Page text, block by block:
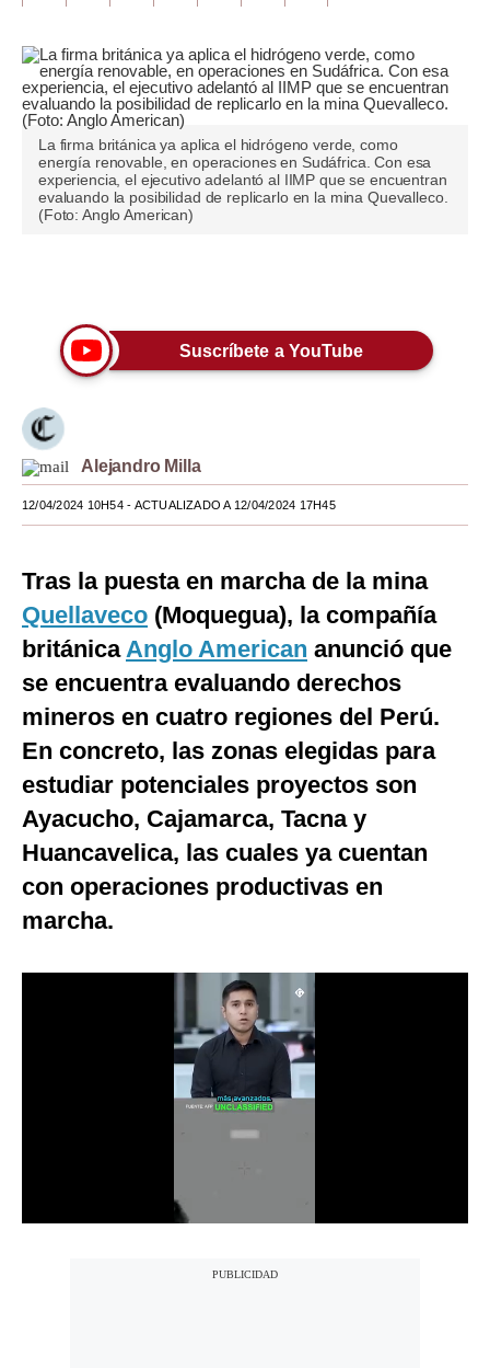
Plus G
Opinión
Editorial
Pregunta de hoy
Lujo
Viajes
Moda
Estilos
Mundo
México
España
Internacional
Tecnología
Mix
G de Gestión
Notas Contratadas
Somos?
La firma británica ya aplica el hidrógeno verde, como
energía renovable, en operaciones en Sudáfrica. Con esa
experiencia, el ejecutivo adelantó al IIMP que se encuentran
evaluando la posibilidad de replicarlo en la mina Quevalleco.
(Foto: Anglo American)
Suscríbete a YouTube
Alejandro Milla
12/04/2024 10H54- ACTUALIZADO A 12/04/2024 17H45
Tras la puesta en marcha de la mina
Quellaveco (Moquegua), la compañía
británicaAnglo American anunció que
se encuentra evaluando derechos
mineros en cuatro regiones del Perú.
En concreto, las zonas elegidas para
estudiar potenciales proyectos son
Ayacucho, Cajamarca, Tacna y
Huancavelica, las cuales ya cuentan
con operaciones productivas en
marcha.